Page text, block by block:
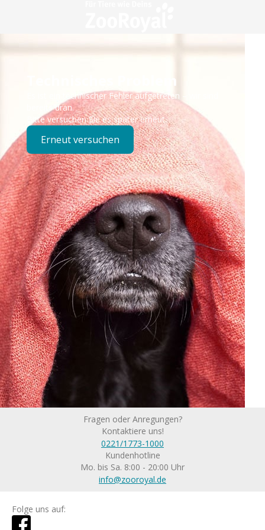
Technisches Problem
Es ist ein technischer Fehler aufgetreten – wir sind
bereits dran.
Bitte versuchen Sie es später erneut.
Erneut versuchen
Fragen oder Anregungen?
Kontaktiere uns!
0221/1773-1000
Kundenhotline
Mo. bis Sa. 8:00 - 20:00 Uhr
info@zooroyal.de
Folge uns auf: